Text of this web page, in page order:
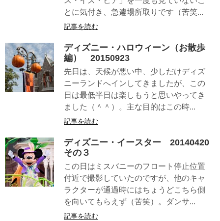
とに気付き、急遽場所取りです（苦笑...
記事を読む
ディズニー・ハロウィーン（お散歩
編） 20150923
先日は、天候が悪い中、少しだけディズ
ニーランドへインしてきましたが、この
日は最低半日は楽しもうと思いやってき
ました（＾＾）。主な目的はこの時...
記事を読む
ディズニー・イースター 20140420
その３
この日はミスバニーのフロート停止位置
付近で撮影していたのですが、他のキャ
ラクターが通過時にはちょうどこちら側
を向いてもらえず（苦笑）。ダンサ...
記事を読む